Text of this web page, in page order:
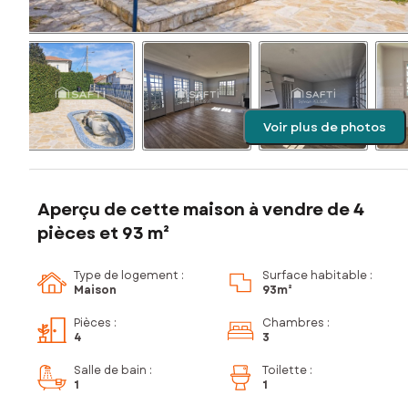
Voir plus de photos
Aperçu de cette maison à vendre de 4
pièces et 93 m²
Type de logement :
Maison
Surface habitable :
93m²
Pièces :
4
Chambres :
3
Salle de bain :
1
Toilette :
1